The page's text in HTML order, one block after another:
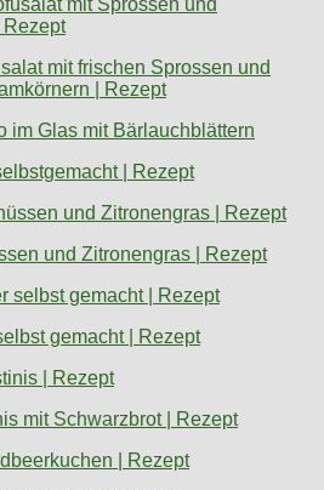
mit frischen Sprossen und
| Rezept
| Rezept
und Zitronengras | Rezept
gemacht | Rezept
mit Schwarzbrot | Rezept